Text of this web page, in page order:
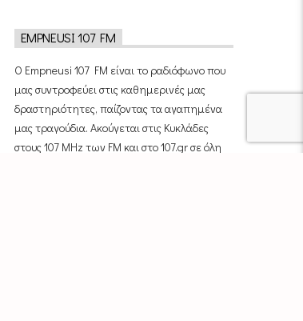
EMPNEUSI 107 FM
Ο Empneusi 107 FM είναι το ραδιόφωνο που
μας συντροφεύει στις καθημερινές μας
δραστηριότητες, παίζοντας τα αγαπημένα
μας τραγούδια. Ακούγεται στις Κυκλάδες
στους 107 MHz των FM και στο 107.gr σε όλη